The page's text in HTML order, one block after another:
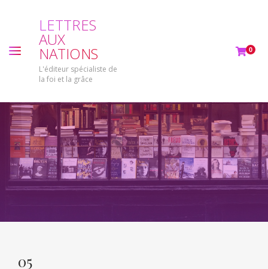
LETTRES
AUX
NATIONS
L'éditeur spécialiste de
la foi et la grâce
0
05